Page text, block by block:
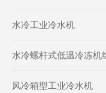
水冷工业冷水机
水冷螺杆式低温冷冻机
风冷箱型工业冷水机